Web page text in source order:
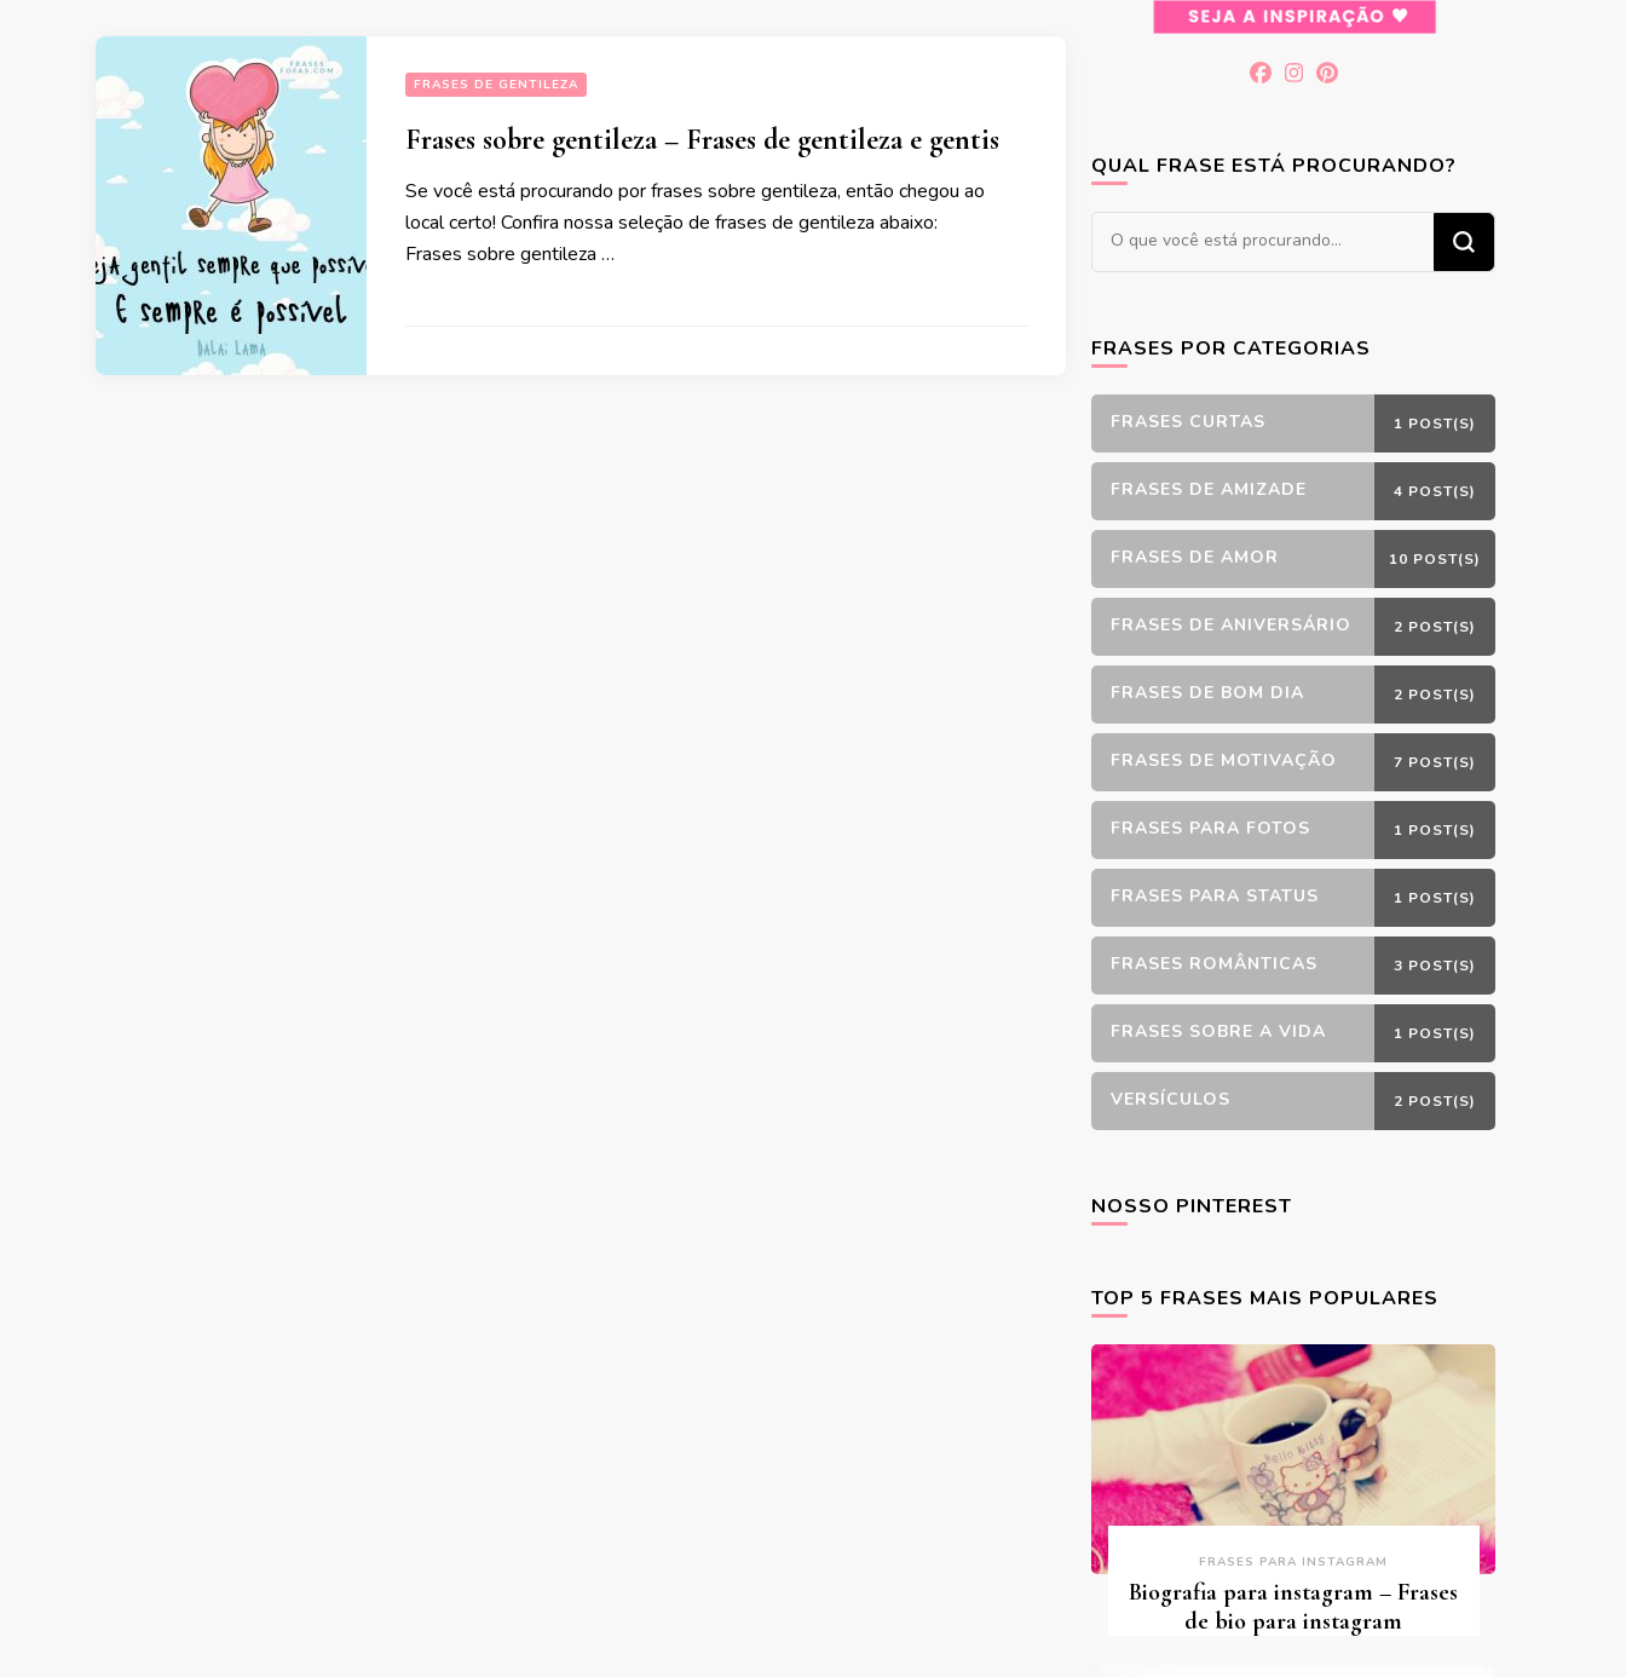
FRASES DE GENTILEZA
Frases sobre gentileza – Frases de gentileza e gentis
Se você está procurando por frases sobre gentileza, então chegou ao
local certo! Confira nossa seleção de frases de gentileza abaixo:
Frases sobre gentileza …
QUAL FRASE ESTÁ PROCURANDO?
Procurando
algo?
FRASES POR CATEGORIAS
FRASES CURTAS 1 POST(S)
FRASES DE AMIZADE 4 POST(S)
FRASES DE AMOR 10 POST(S)
FRASES DE ANIVERSÁRIO 2 POST(S)
FRASES DE BOM DIA 2 POST(S)
FRASES DE MOTIVAÇÃO 7 POST(S)
FRASES PARA FOTOS 1 POST(S)
FRASES PARA STATUS 1 POST(S)
FRASES ROMÂNTICAS 3 POST(S)
FRASES SOBRE A VIDA 1 POST(S)
VERSÍCULOS 2 POST(S)
NOSSO PINTEREST
TOP 5 FRASES MAIS POPULARES
FRASES PARA INSTAGRAM
Biografia para instagram – Frases
de bio para instagram